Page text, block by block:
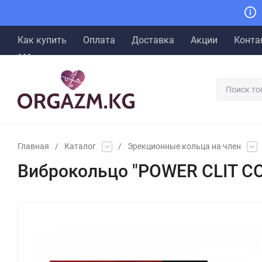
Как купить Оплата Доставка Акции
Главная / Каталог / Эрекционные кольца на член
Виброкольцо "POWER CLIT